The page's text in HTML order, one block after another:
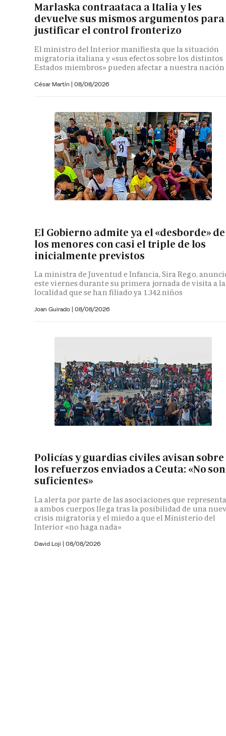
Marlaska contraataca a Italia y les
devuelve sus mismos argumentos para
justificar el control fronterizo
El ministro del Interior manifiesta que la situación
migratoria italiana y «sus efectos sobre los distintos
Estados miembros» pueden afectar a nuestra nación
César Martín | 08/08/2026
El Gobierno admite ya el «desborde» de
los menores con casi el triple de los
inicialmente previstos
La ministra de Juventud e Infancia, Sira Rego,
este viernes durante su primera jornada de visita a la
localidad que se han filiado ya 1.342 niños
Joan Guirado | 08/08/2026
Policías y guardias civiles avisan sobre
los refuerzos enviados a Ceuta: «No son
suficientes»
La alerta por parte de las asociaciones que
a ambos cuerpos llega tras la posibilidad de una
crisis migratoria y el miedo a que el Ministerio del
Interior «no haga nada»
David Loji | 08/08/2026